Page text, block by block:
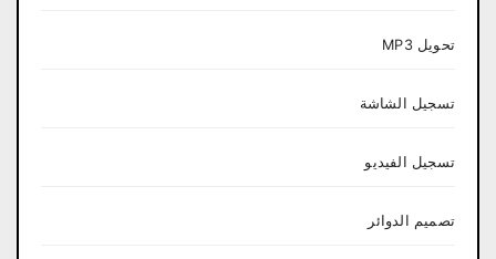
تحويل MP3
تسجيل الشاشة
تسجيل الفيديو
تصميم الدوائر